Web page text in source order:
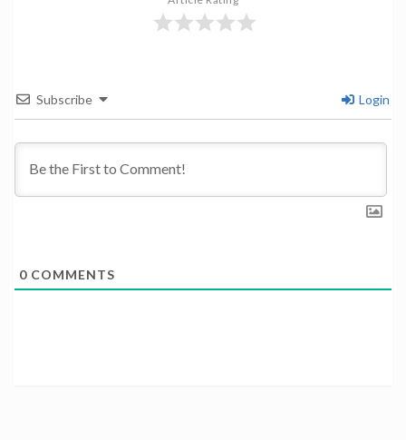
Subscribe Login
0 COMMENTS